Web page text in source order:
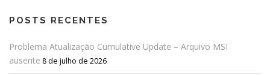
POSTS RECENTES
Problema Atualização Cumulative Update – Arquivo MSI
ausente 8 de julho de 2026